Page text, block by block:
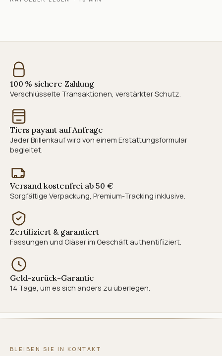
100 % sichere Zahlung
Verschlüsselte Transaktionen, verstärkter Schutz.
Tiers payant auf Anfrage
Jeder Brillenkauf wird von einem Erstattungsformular
begleitet.
Versand kostenfrei ab 50 €
Sorgfältige Verpackung, Premium-Tracking inklusive.
Zertifiziert & garantiert
Fassungen und Gläser im Geschäft authentifiziert.
Geld-zurück-Garantie
14 Tage, um es sich anders zu überlegen.
BLEIBEN SIE IN KONTAKT